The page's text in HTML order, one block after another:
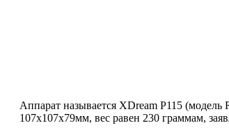
Аппарат называется XDream P115 (модель
107x107x79мм, вес равен 230 граммам,